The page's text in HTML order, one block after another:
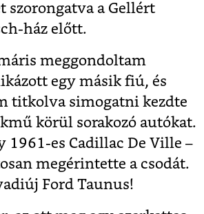
szorongatva a Gellért
ház előtt.
meggondoltam
egy másik fiú, és
titkolva simogatni kezdte
körül sorakozó autókat.
1961-es Cadillac De Ville –
megérintette a csodát.
Ford Taunus!